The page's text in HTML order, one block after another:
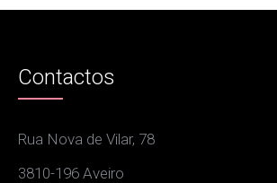
Contactos
Rua Nova de Vilar, 78
3810-196 Aveiro